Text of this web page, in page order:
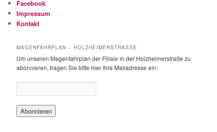
n
Facebook
Impressum
Kontakt
MAGENFAHRPLAN – HOLZHEIMERSTRASSE
Um unseren Magenfahrplan der Filiale in der Holzheimerstraße zu
abonnieren, tragen Sie bitte hier Ihre Mailadresse ein: